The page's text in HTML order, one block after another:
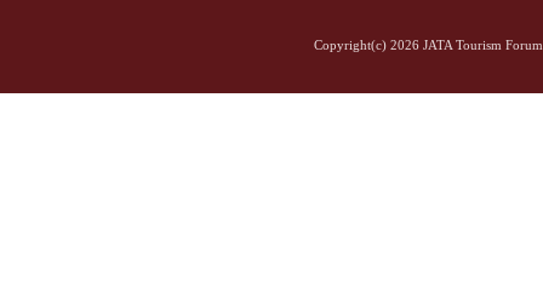
Copyright(c) 2026 JATA Tourism